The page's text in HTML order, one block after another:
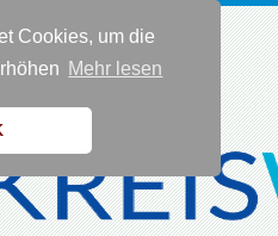
Cookies, um die
Mehr lesen
0 36 83 - 40 91 0